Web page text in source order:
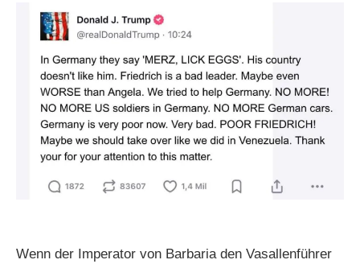
Wenn der Imperator von Barbaria den Vasallenführer